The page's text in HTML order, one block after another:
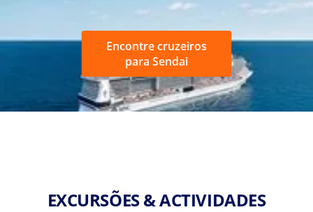
Encontre cruzeiros
para Sendai
EXCURSÕES & ACTIVIDADES